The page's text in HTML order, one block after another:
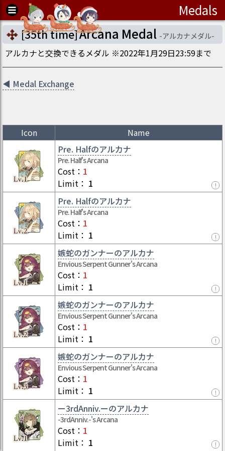
Medals
[35th time]Arcana Medal -アルカナメダル-
アルカナと交換できるメダル ※2022年1月29日23:59まで
◀ Medal Exchange
Icon
Name
Pre. Halfのアルカナ
Pre. Half's Arcana
Cost ： 1
Limit ： 1 !
Pre. Halfのアルカナ
Pre. Half's Arcana
Cost ： 1
Limit ： 1 !
嫉蛇のガンナーのアルカナ
Envious Serpent Gunner's Arcana
Cost ： 1
Limit ： 1 !
嫉蛇のガンナーのアルカナ
Envious Serpent Gunner's Arcana
Cost ： 1
Limit ： 1 !
嫉蛇のガンナーのアルカナ
Envious Serpent Gunner's Arcana
Cost ： 1
Limit ： 1 !
ー3rdAnniv.ーのアルカナ
-3rdAnniv.-'s Arcana
Cost ： 1
Limit ： 1 !